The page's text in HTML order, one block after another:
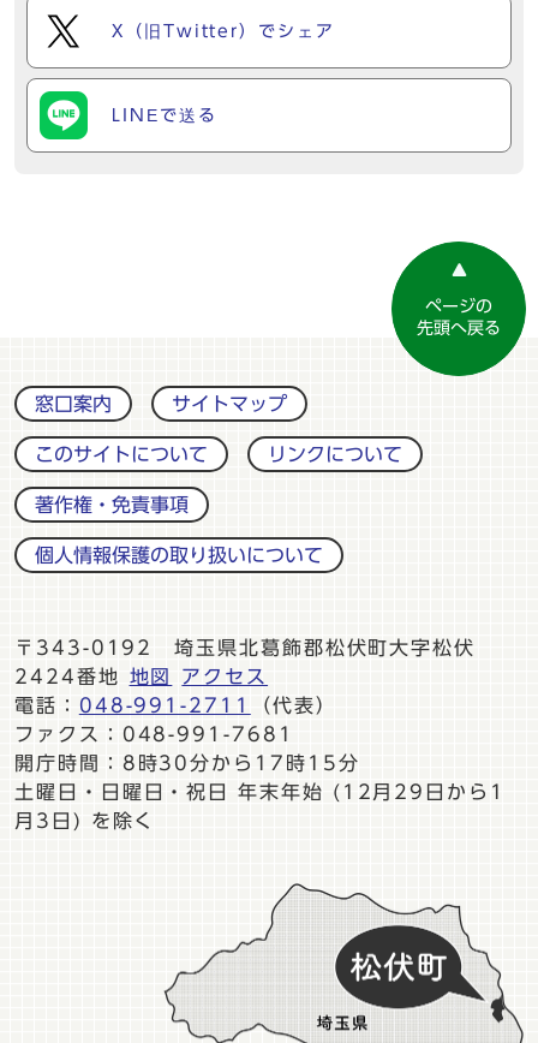
X（旧Twitter）でシェア
LINEで送る
ページの
先頭へ戻る
窓口案内 サイトマップ
このサイトについて リンクについて
著作権・免責事項
個人情報保護の取り扱いについて
〒343-0192 埼玉県北葛飾郡松伏町大字松伏
2424番地
地図
アクセス
電話： 048-991-2711
（代表）
ファクス：048-991-7681
開庁時間：8時30分から17時15分
土曜日・日曜日・祝日 年末年始 (12月29日から1
月3日) を除く